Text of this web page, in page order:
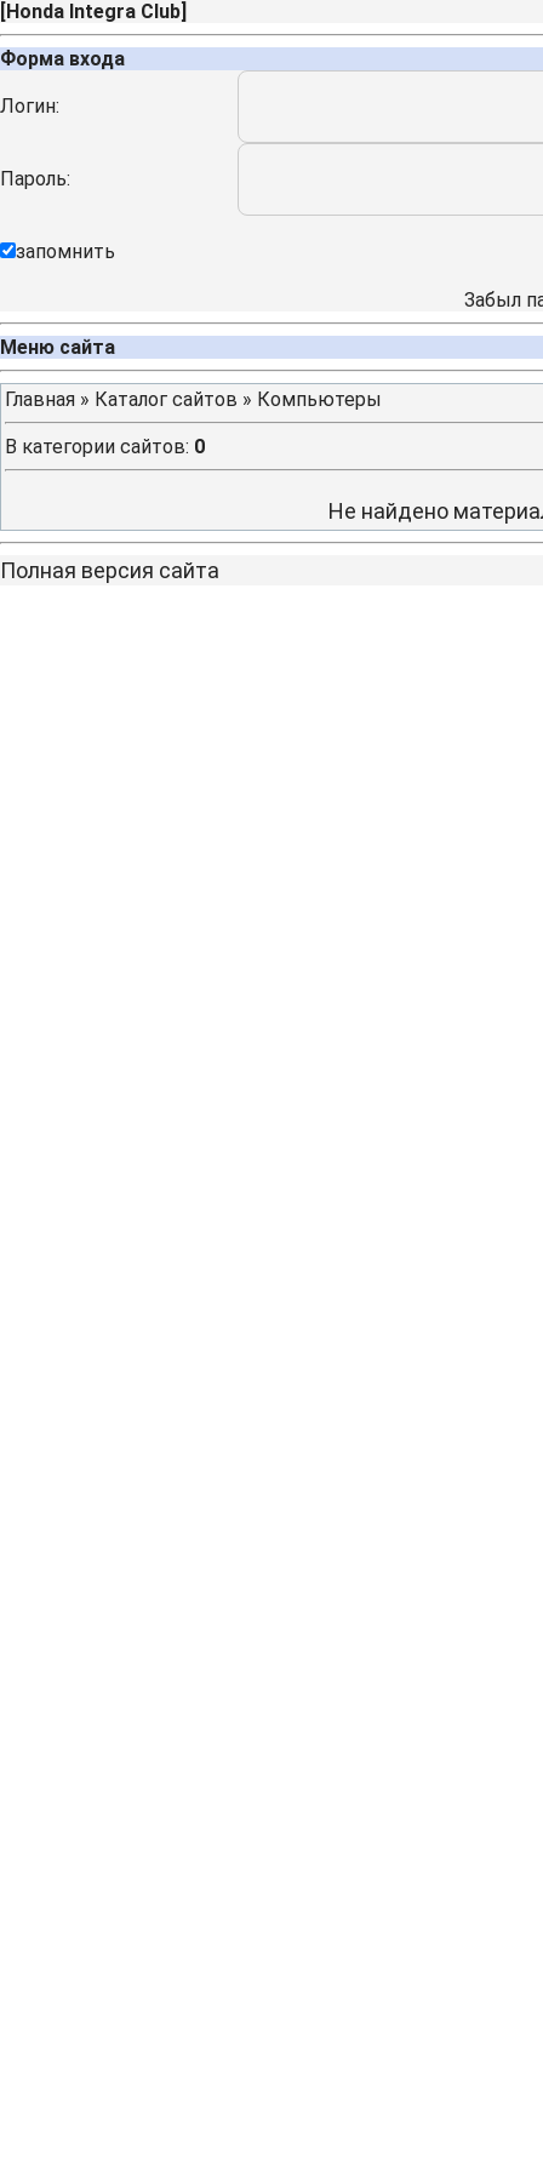
[Honda Integra Club]
Форма входа
Логин:
Пароль:
запомнить
Забыл
Меню сайта
Главная » Каталог сайтов » Компьютеры
В категории сайтов: 0
Не найдено
Полная версия сайта